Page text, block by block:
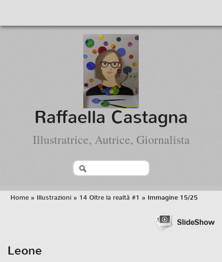
Raffaella Castagna
Illustratrice, Autrice, Giornalista
Home » Illustrazioni » 14 Oltre la realtà #1 » Immagine 15/25
SlideShow
Leone